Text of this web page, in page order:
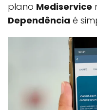
plano Mediservice
Dependência é